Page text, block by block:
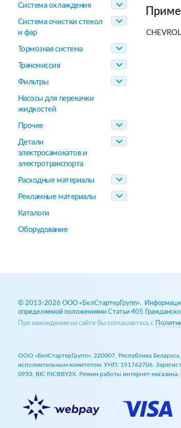
Система охлаждения
Система очистки стекол
и фар
Тормозная система
Трансмиссия
Фильтры
Насосы для перекачки
жидкостей
Прочее
Детали
электросамокатов и
электротранспорта
Расходные материалы
Рекламные материалы
Каталоги
Оборудование
© 2013-2026 ООО «БелСтартерГрупп». Информация
определяемой положениями Статьи 405
При нахождении на сайте Вы соглашаетесь с
ООО «БелСтартерГрупп», 220007, Республика
исполнительным комитетом. УНП: 191762706.
0933, BIC PJCBBY2X. Режим работы интернет-